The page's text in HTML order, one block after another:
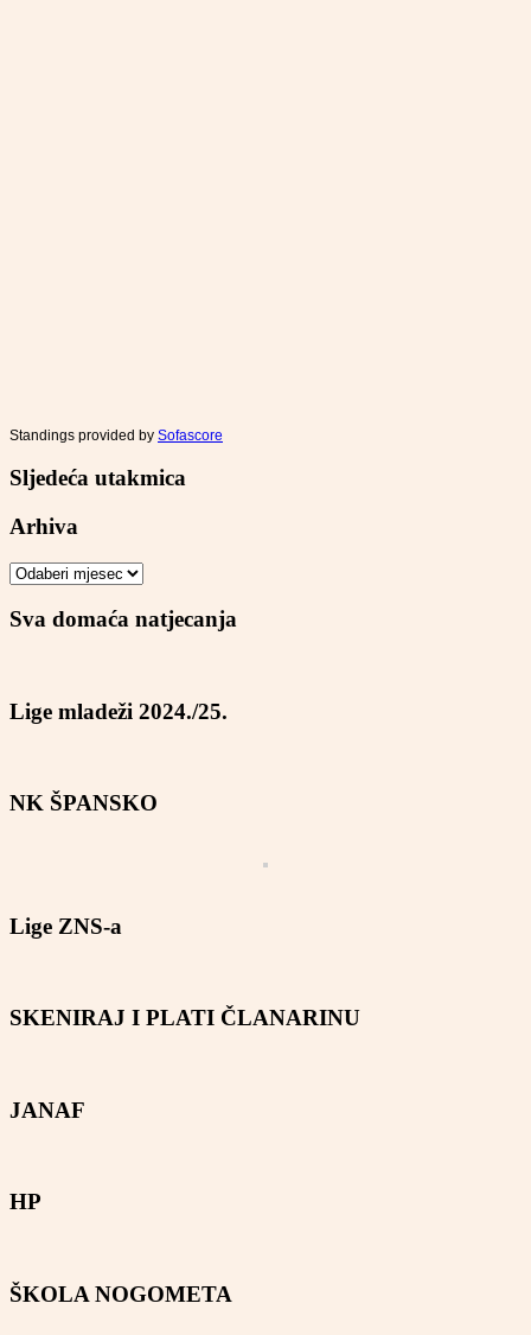
Standings provided by Sofascore
Sljedeća utakmica
Arhiva
Arhiva
Sva domaća natjecanja
Lige mladeži 2024./25.
NK ŠPANSKO
Lige ZNS-a
SKENIRAJ I PLATI ČLANARINU
JANAF
HP
ŠKOLA NOGOMETA